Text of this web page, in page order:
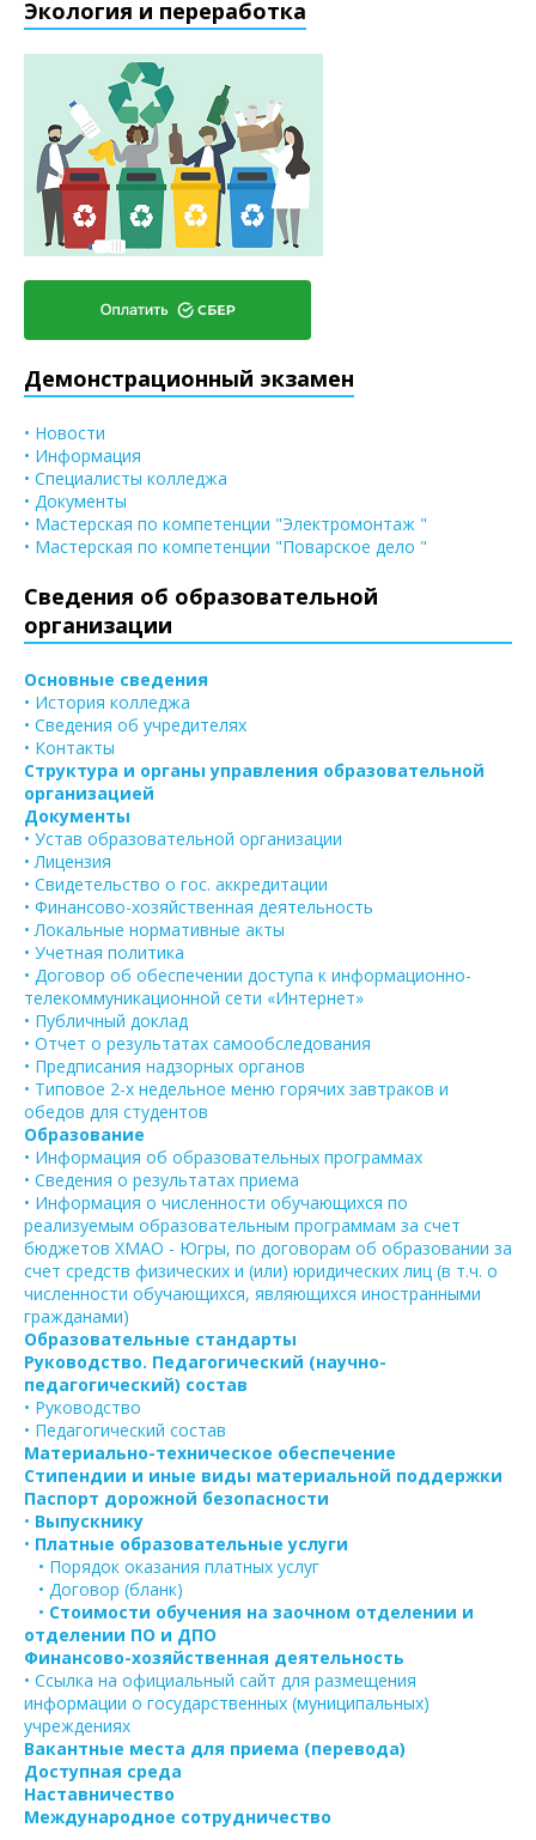
Экология и переработка
Демонстрационный экзамен
• Новости
• Информация
• Специалисты колледжа
• Документы
• Мастерская по компетенции "Электромонтаж "
• Мастерская по компетенции "Поварское дело "
Сведения об образовательной
организации
Основные сведения
• История колледжа
• Сведения об учредителях
• Контакты
Структура и органы управления образовательной
организацией
Документы
• Устав образовательной организации
• Лицензия
• Свидетельство о гос. аккредитации
• Финансово-хозяйственная деятельность
• Локальные нормативные акты
• Учетная политика
• Договор об обеспечении доступа к информационно-
телекоммуникационной сети «Интернет»
• Публичный доклад
• Отчет о результатах самообследования
• Предписания надзорных органов
• Типовое 2-х недельное меню горячих завтраков и
обедов для студентов
Образование
• Информация об образовательных программах
• Сведения о результатах приема
• Информация о численности обучающихся по
реализуемым образовательным программам за счет
бюджетов ХМАО - Югры, по договорам об образовании за
счет средств физических и (или) юридических лиц (в т.ч. о
численности обучающихся, являющихся иностранными
гражданами)
Образовательные стандарты
Руководство. Педагогический (научно-
педагогический) состав
• Руководство
• Педагогический состав
Материально-техническое обеспечение
Стипендии и иные виды материальной поддержки
Паспорт дорожной безопасности
• Выпускнику
• Платные образовательные услуги
• Порядок оказания платных услуг
• Договор (бланк)
• Стоимости обучения на заочном отделении и
отделении ПО и ДПО
Финансово-хозяйственная деятельность
• Ссылка на официальный сайт для размещения
информации о государственных (муниципальных)
учреждениях
Вакантные места для приема (перевода)
Доступная среда
Наставничество
Международное сотрудничество